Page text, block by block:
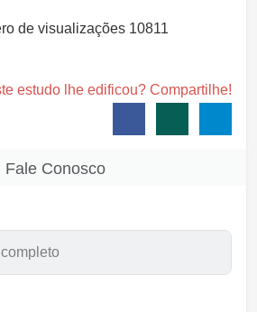
de visualizações 10811
estudo lhe edificou? Compartilhe!
Fale Conosco